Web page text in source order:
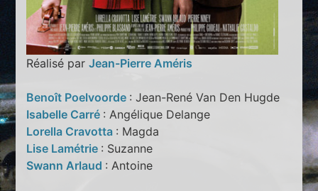
Réalisé parJean-Pierre Améris
Benoît Poelvoorde : Jean-René Van Den Hugde
Isabelle Carré : Angélique Delange
Lorella Cravotta : Magda
Lise Lamétrie : Suzanne
Swann Arlaud : Antoine